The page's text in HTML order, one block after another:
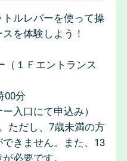
ルレバーを使って操
を体験しよう！
（１Ｆエントランス
00分
入口にて申込み）
ただし、7歳未満の方
きません。また、13
必要です。